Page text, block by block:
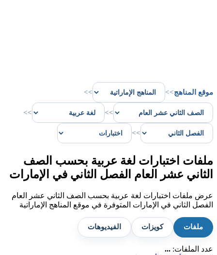
موقع المناهج>>
>>
>>
>>
>>
ملفات اختبارات لغة عربية بحسب الصف
الثاني عشر العام الفصل الثاني في الإمارات
عرض ملفات اختبارات لغة عربية بحسب الصف الثاني عشر العام
الفصل الثاني في الإمارات المتوفرة في موقع المناهج الإماراتية
ملفات كويزات الفيديوهات
عدد الملفات: ...